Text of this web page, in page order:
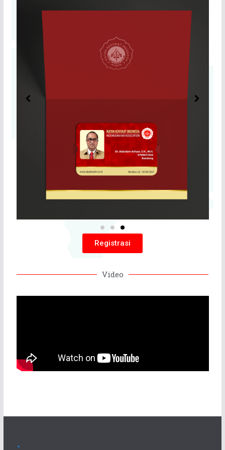
Registrasi
Video